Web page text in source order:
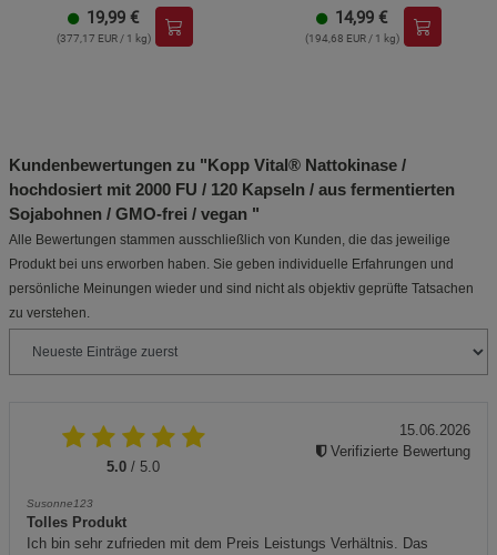
19,99 €
(377,17 EUR / 1 kg)
14,99 €
(194,68 EUR / 1 kg)
Kundenbewertungen zu "Kopp Vital® Nattokinase /
hochdosiert mit 2000 FU / 120 Kapseln / aus fermentierten
Sojabohnen / GMO-frei / vegan "
Alle Bewertungen stammen ausschließlich von Kunden, die das jeweilige
Produkt bei uns erworben haben. Sie geben individuelle Erfahrungen und
persönliche Meinungen wieder und sind nicht als objektiv geprüfte Tatsachen
zu verstehen.
5.0 / 5.0
Susonne123
Tolles Produkt
Ich bin sehr zufrieden mit dem Preis Leistungs Verhältnis. Das
15.06.2026
Verifizierte Bewertung